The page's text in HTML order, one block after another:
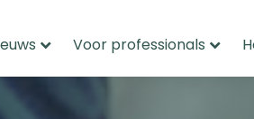
Voor professionals